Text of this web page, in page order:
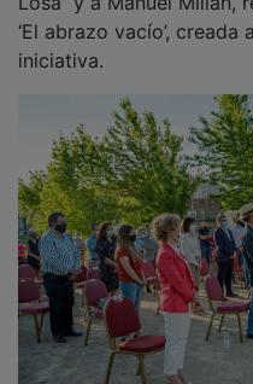
‘El abrazo vacío’,
iniciativa.